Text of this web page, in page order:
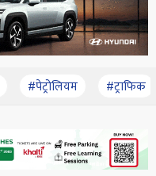
#पेट्रोलियम #ट्राफिक